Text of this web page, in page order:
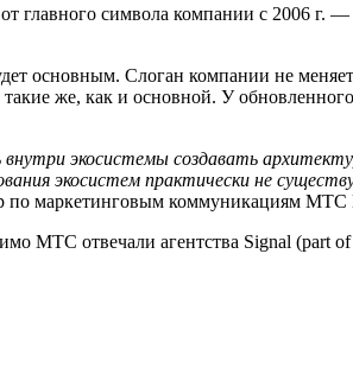
главного символа компании с 2006 г.
основным. Слоган компании не
же, как и основной. У обновленного
экосистемы создавать
экосистем практически не
по маркетинговым коммуникациям МТС
МТС отвечали агентства Signal